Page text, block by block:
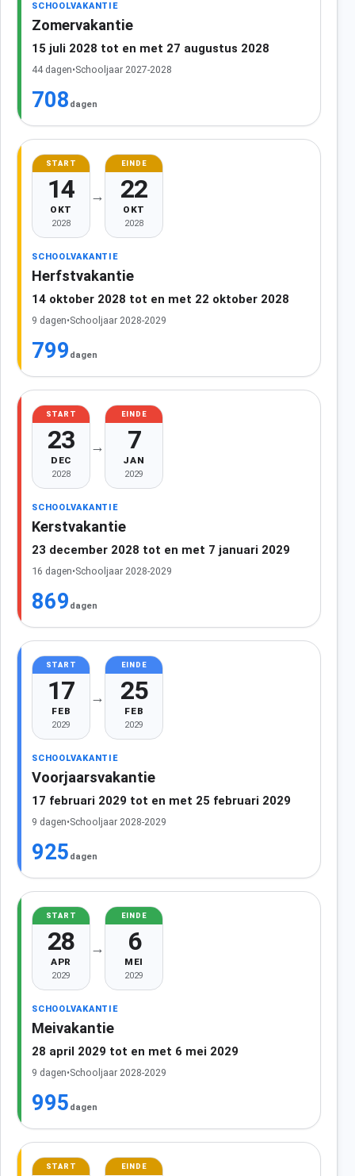
SCHOOLVAKANTIE
Zomervakantie
15 juli 2028 tot en met 27 augustus 2028
44 dagen•Schooljaar 2027-2028
708 dagen
START
14
OKT
2028
→
EINDE
22
OKT
2028
SCHOOLVAKANTIE
Herfstvakantie
14 oktober 2028 tot en met 22 oktober 2028
9 dagen•Schooljaar 2028-2029
799 dagen
START
23
DEC
2028
→
EINDE
7
JAN
2029
SCHOOLVAKANTIE
Kerstvakantie
23 december 2028 tot en met 7 januari 2029
16 dagen•Schooljaar 2028-2029
869 dagen
START
17
FEB
2029
→
EINDE
25
FEB
2029
SCHOOLVAKANTIE
Voorjaarsvakantie
17 februari 2029 tot en met 25 februari 2029
9 dagen•Schooljaar 2028-2029
925 dagen
START
28
APR
2029
→
EINDE
6
MEI
2029
SCHOOLVAKANTIE
Meivakantie
28 april 2029 tot en met 6 mei 2029
9 dagen•Schooljaar 2028-2029
995 dagen
START EINDE